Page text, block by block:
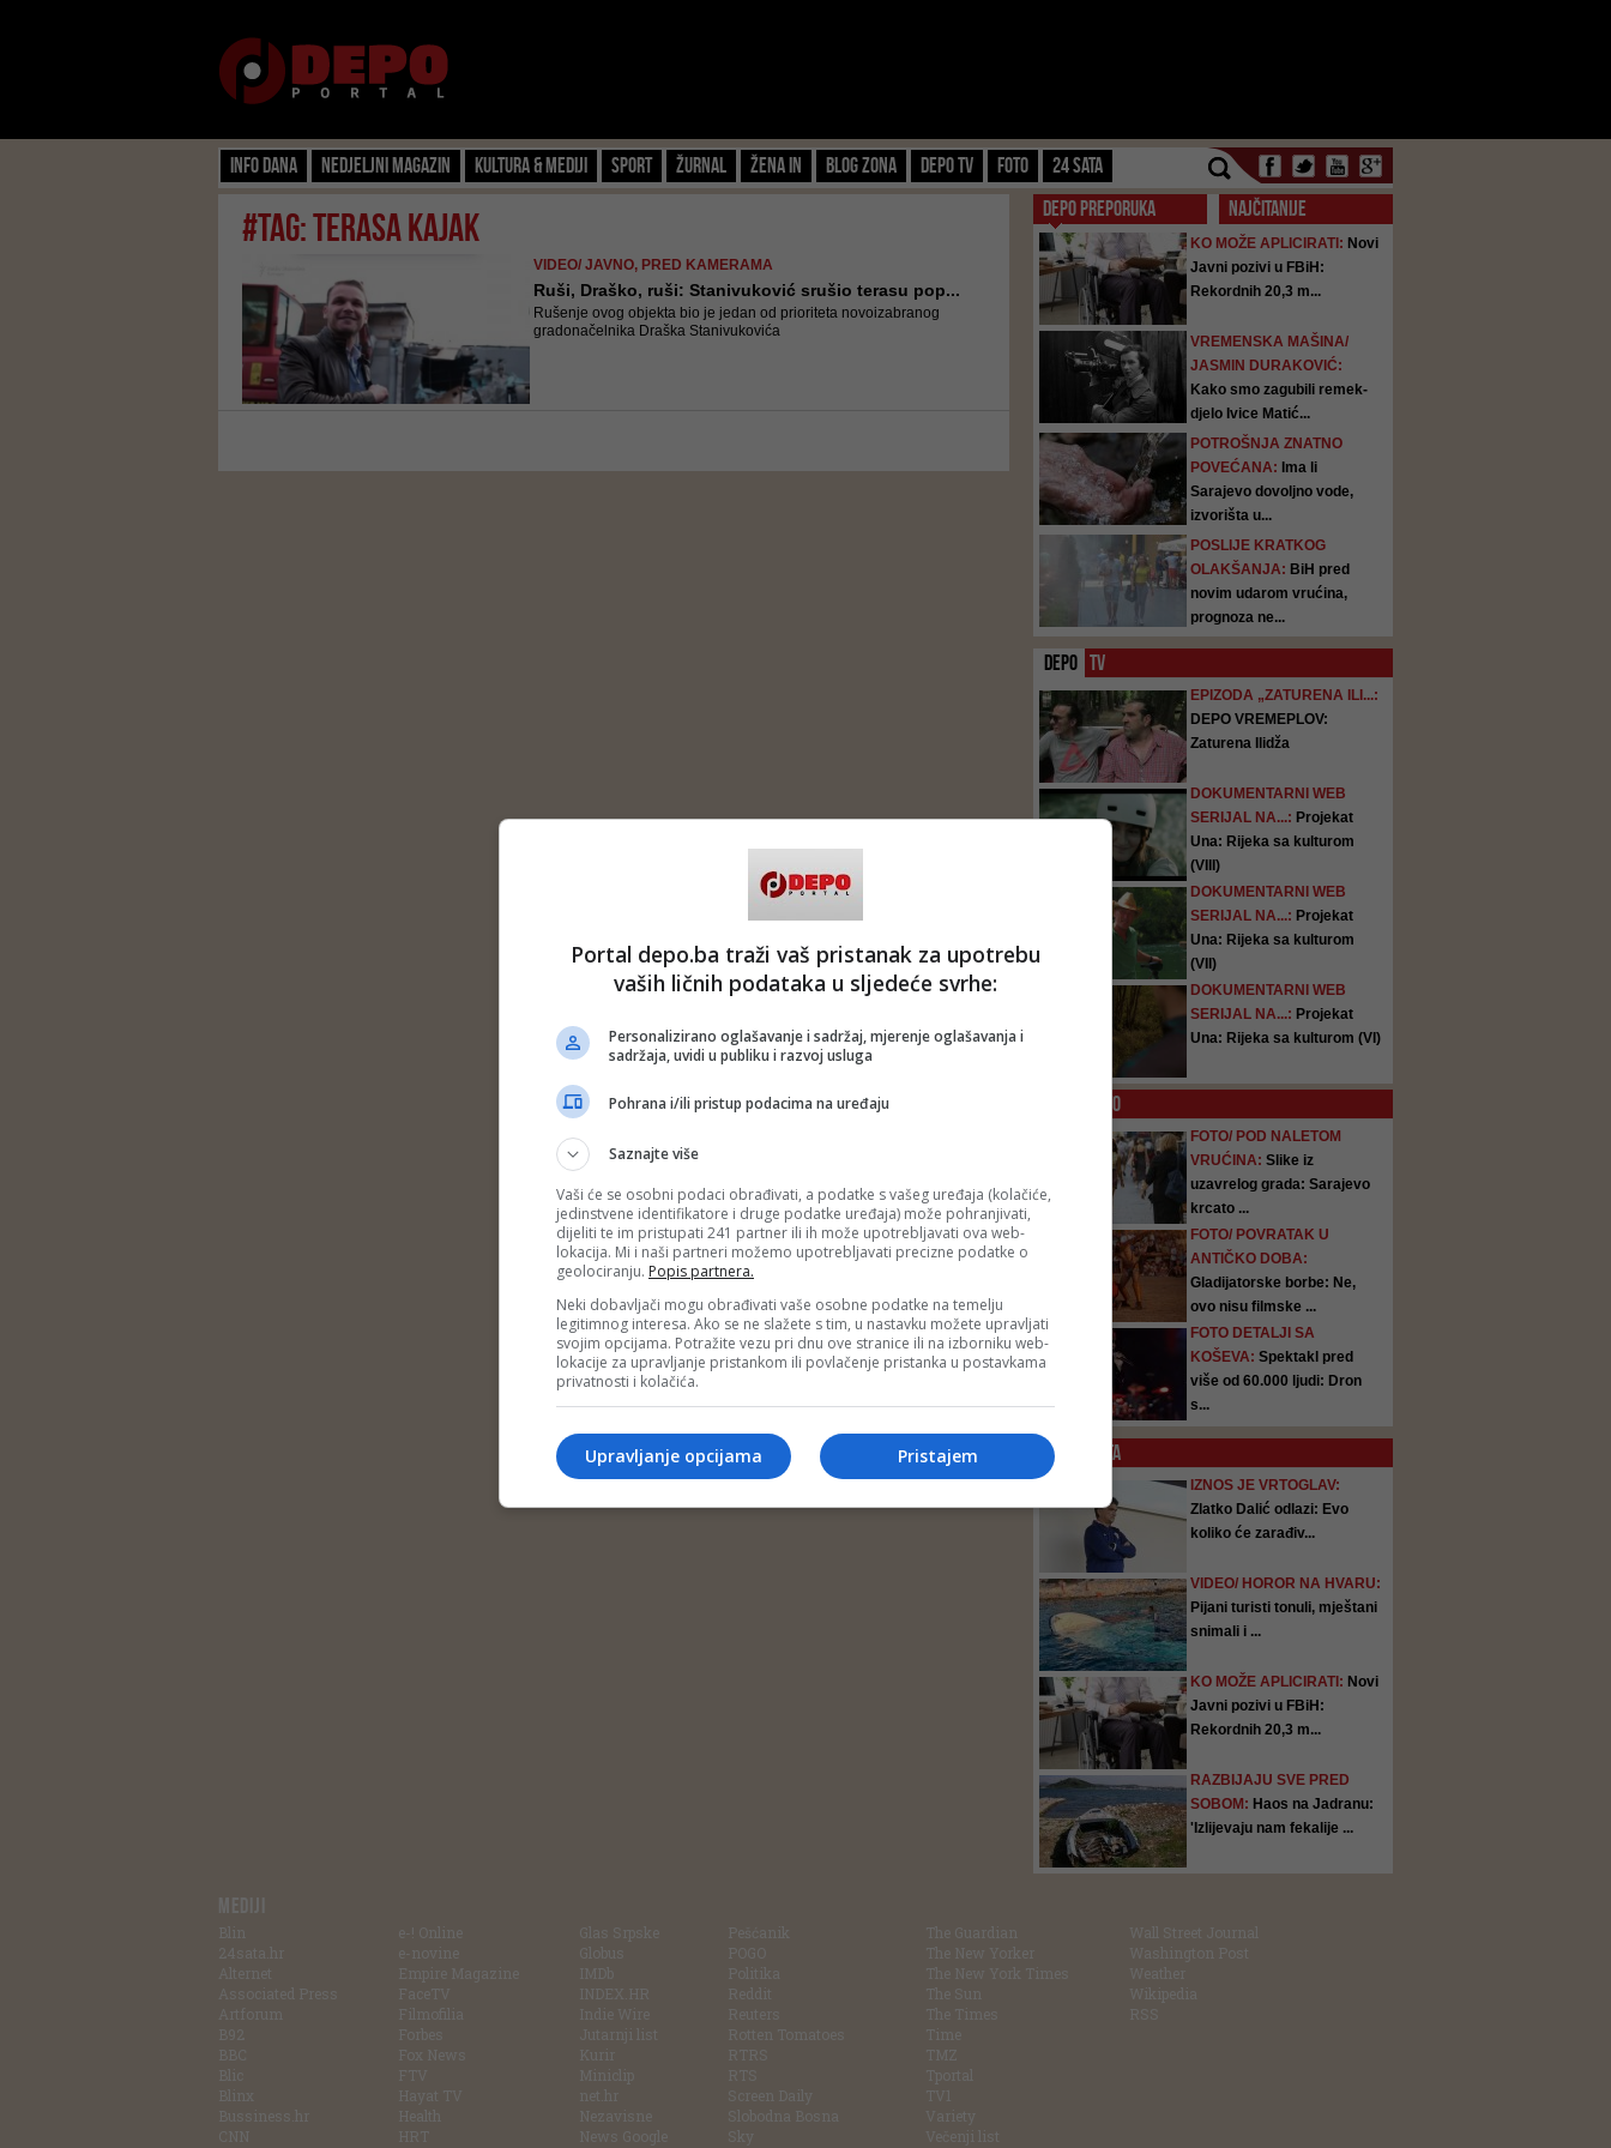
Info dana Nedjeljni magazin Kultura & Mediji Sport Žurnal Žena IN Blog zona Depo TV FOTO 24 SATA
#tag: terasa kajak
VIDEO/ JAVNO, PRED KAMERAMA
Ruši, Draško, ruši: Stanivuković srušio terasu pop...
Rušenje ovog objekta bio je jedan od prioriteta novoizabranog
gradonačelnika Draška Stanivukovića
DEPO PREPORUKA NAJČITANIJE
KO MOŽE APLICIRATI: Novi
Javni pozivi u FBiH:
Rekordnih 20,3 m...
VREMENSKA MAŠINA/
JASMIN DURAKOVIĆ:
Kako smo zagubili remek-
djelo Ivice Matić...
POTROŠNJA ZNATNO
POVEĆANA: Ima li
Sarajevo dovoljno vode,
izvorišta u...
POSLIJE KRATKOG
OLAKŠANJA: BiH pred
novim udarom vrućina,
prognoza ne...
DEPO TV
EPIZODA „ZATURENA ILI...:
DEPO VREMEPLOV:
Zaturena Ilidža
DOKUMENTARNI WEB
SERIJAL NA...: Projekat
Una: Rijeka sa kulturom
(VIII)
DOKUMENTARNI WEB
SERIJAL NA...: Projekat
Una: Rijeka sa kulturom
(VII)
DOKUMENTARNI WEB
SERIJAL NA...: Projekat
Una: Rijeka sa kulturom (VI)
FOTO
FOTO/ POD NALETOM
VRUĆINA: Slike iz
uzavrelog grada: Sarajevo
krcato ...
FOTO/ POVRATAK U
ANTIČKO DOBA:
Gladijatorske borbe: Ne,
ovo nisu filmske ...
FOTO DETALJI SA
KOŠEVA: Spektakl pred
više od 60.000 ljudi: Dron
s...
24 SATA
IZNOS JE VRTOGLAV:
Zlatko Dalić odlazi: Evo
koliko će zarađiv...
VIDEO/ HOROR NA HVARU:
Pijani turisti tonuli, mještani
snimali i ...
KO MOŽE APLICIRATI: Novi
Javni pozivi u FBiH:
Rekordnih 20,3 m...
RAZBIJAJU SVE PRED
SOBOM: Haos na Jadranu:
'Izlijevaju nam fekalije ...
MEDIJI
Blin
24sata.hr
Alternet
Associated Press
Artforum
B92
BBC
Blic
Blinx
Bussiness.hr
CNN
e-! Online
e-novine
Empire Magazine
FaceTV
Filmofilia
Forbes
Fox News
FTV
Hayat TV
Health
HRT
Glas Srpske
Globus
IMDb
INDEX.HR
Indie Wire
Jutarnji list
Kurir
Miniclip
net.hr
Nezavisne
News Google
Pešćanik
POGO
Politika
Reddit
Reuters
Rotten Tomatoes
RTRS
RTS
Screen Daily
Slobodna Bosna
Sky
The Guardian
The New Yorker
The New York Times
The Sun
The Times
Time
TMZ
Tportal
TV1
Variety
Večenji list
Wall Street Journal
Washington Post
Weather
Wikipedia
RSS
Portal depo.ba traži vaš pristanak za upotrebu
vaših ličnih podataka u sljedeće svrhe:
Personalizirano oglašavanje i sadržaj, mjerenje oglašavanja i
sadržaja, uvidi u publiku i razvoj usluga
Pohrana i/ili pristup podacima na uređaju
Saznajte više
Vaši će se osobni podaci obrađivati, a podatke s vašeg uređaja (kolačiće,
jedinstvene identifikatore i druge podatke uređaja) može pohranjivati,
dijeliti te im pristupati 241 partner ili ih može upotrebljavati ova web-
lokacija. Mi i naši partneri možemo upotrebljavati precizne podatke o
geolociranju. Popis partnera.
Neki dobavljači mogu obrađivati vaše osobne podatke na temelju
legitimnog interesa. Ako se ne slažete s tim, u nastavku možete upravljati
svojim opcijama. Potražite vezu pri dnu ove stranice ili na izborniku web-
lokacije za upravljanje pristankom ili povlačenje pristanka u postavkama
privatnosti i kolačića.
Pristajem
Upravljanje opcijama